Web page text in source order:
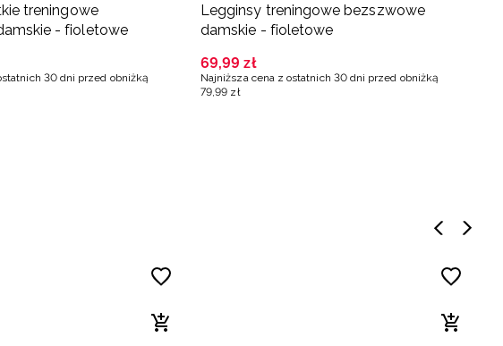
treningowe
- fioletowe
30 dni przed obniżką
Legginsy treningowe bezszwowe
damskie - fioletowe
69,99 zł
Najniższa cena z ostatnich 30 dni przed obniżką
79,99 zł